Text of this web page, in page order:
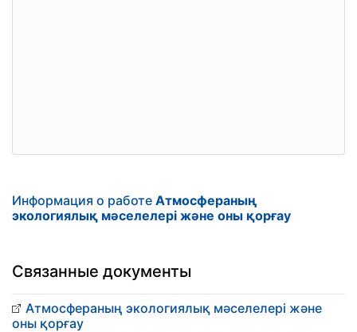
Информация о работе Атмосфераның
экологиялық мәселелері және оны қорғау
Связанные документы
Атмосфераның экологиялық мәселелері және
оны қорғау